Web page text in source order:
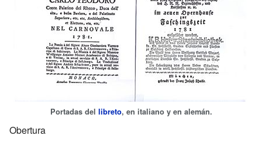
Portadas del libreto, en italiano y en alemán.
Obertura